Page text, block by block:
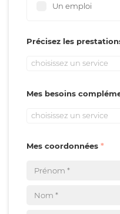
Un emploi
Précisez les
choisissez un service
Mes besoins
choisissez un service
Mes coordonnées